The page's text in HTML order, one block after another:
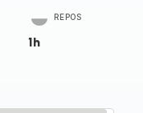
REPOS
1h